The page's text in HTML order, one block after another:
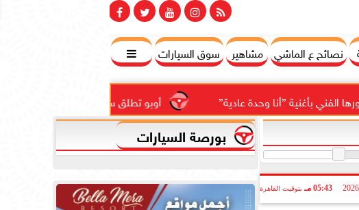
نصائح ع الماشي مشاهير سوق السيارات 
أوبو تطلق سلسلة رينو 16 في المملكة العربية السعودية بتصميم... ”أنا وحدة عادية”
05:43 مـ بتوقيت القاهرة
بورصة السيارات